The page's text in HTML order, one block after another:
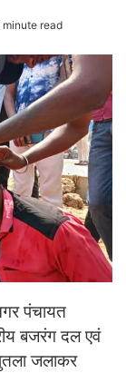
minute read
पंचायत
बजरंग दल एवं
जलाकर